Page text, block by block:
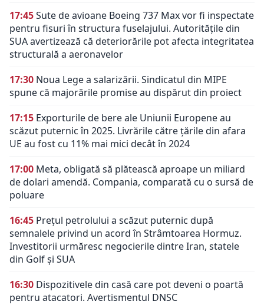
17:45Sute de avioane Boeing 737 Max vor fi inspectate
pentru fisuri în structura fuselajului. Autoritățile din
SUA avertizează că deteriorările pot afecta integritatea
structurală a aeronavelor
17:30 Noua Lege a salarizării. Sindicatul din MIPE
spune că majorările promise au dispărut din proiect
17:15 Exporturile de bere ale Uniunii Europene au
scăzut puternic în 2025. Livrările către țările din afara
UE au fost cu 11% mai mici decât în 2024
17:00 Meta, obligată să plătească aproape un miliard
de dolari amendă. Compania, comparată cu o sursă de
poluare
16:45 Prețul petrolului a scăzut puternic după
semnalele privind un acord în Strâmtoarea Hormuz.
Investitorii urmăresc negocierile dintre Iran, statele
din Golf și SUA
16:30 Dispozitivele din casă care pot deveni o poartă
pentru atacatori. Avertismentul DNSC